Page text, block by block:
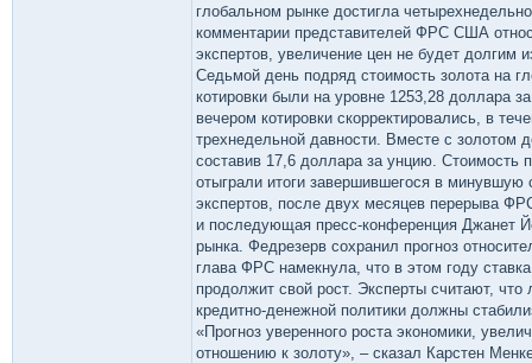
глобальном рынке достигла
комментарии представителей ФРС США
экспертов, увеличение цен не будет долгим
Седьмой день подряд стоимость золота на
котировки были на уровне 1253,28 доллара
вечером котировки скорректировались, в
трехнедельной давности. Вместе с золотом
составив 17,6 доллара за унцию. Стоимость
отыграли итоги завершившегося в минувшую
экспертов, после двух месяцев перерыва
и последующая пресс-конференция Джанет
рынка. Федрезерв сохранил прогноз
глава ФРС намекнула, что в этом году
продолжит свой рост. Эксперты считают,
кредитно-денежной политики должны
«Прогноз уверенного роста экономики,
отношению к золоту», – сказал Карстен